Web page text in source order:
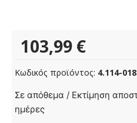
103,99 €
Κωδικός προϊόντος: 4.114-
Σε απόθεμα / Εκτίμηση
ημέρες
Τούρμπο
μπεκ,